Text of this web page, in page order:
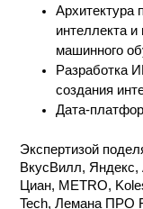
Архитектура
интеллекта
машинного
Разработка
создания
Дата-
Экспертизой
ВкусВилл, Яндекс,
Циан, METRO,
Tech, Лемана ПРО